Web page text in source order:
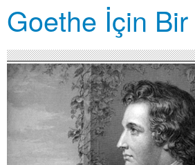
Goethe İçin